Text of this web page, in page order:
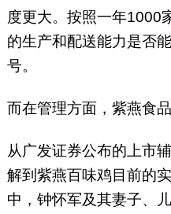
度更大。按照一年1000
的生产和配送能力是否
号。
而在管理方面，紫燕食
从广发证券公布的上市
解到紫燕百味鸡目前的
中，钟怀军及其妻子、